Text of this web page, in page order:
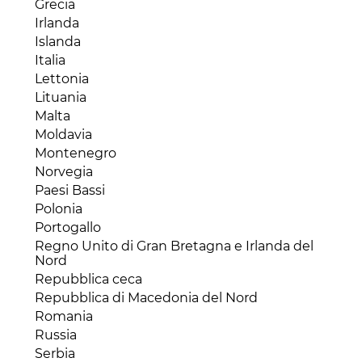
Liberia
Libia
Madagascar
Malawi
Mali
Marocco
Mauritania
Mauritius
Mozambico
Niger
Nigeria
Repubblica Centraficana
Repubblica del Congo (Congo-Brazaville)
Repubblica Democratica del Congo
Ruanda
Senegal
Seychelles
Sierra Leone
Somalia
Sud Africa
Honduras
Messico
Nicaragua
Panama
Paraguay
Perù
Repubblica Dominicana
Saint Lucia
Stati Uniti
Suriname
Trinidad e Tobago
Uruguay
Venezuela
Iran
Iraq
Israele
Kazakhstan
Kirghizistan
Kuwait
Laos
Libano
Macao
Malesia
Mongolia
Myanmar
Oman
Pakistan
Palestina
Qatar
Repubblica popolare cinese
Singapore
Siria
Grecia
Irlanda
Islanda
Italia
Lettonia
Lituania
Malta
Moldavia
Montenegro
Norvegia
Paesi Bassi
Polonia
Portogallo
Regno Unito di Gran Bretagna e Irlanda del
Nord
Repubblica ceca
Repubblica di Macedonia del Nord
Romania
Russia
Serbia